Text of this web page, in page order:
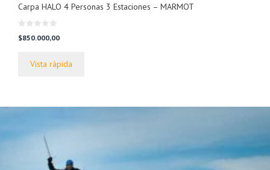
Carpa HALO 4 Personas 3 Estaciones – MARMOT
0
d
$850.000,00
Vista rápida